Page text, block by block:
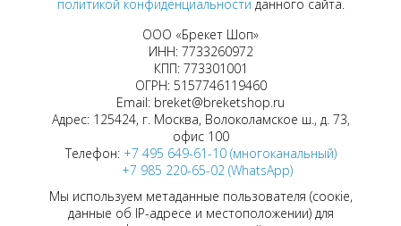
политикой конфиденциальности данного сайта.
ООО «Брекет Шоп»
ИНН: 7733260972
КПП: 773301001
ОГРН: 5157746119460
Email: breket@breketshop.ru
Адрес: 125424, г. Москва, Волоколамское ш., д. 73,
офис 100
Телефон: +7 495 649-61-10 (многоканальный)
+7 985 220-65-02 (WhatsApp)
Мы используем метаданные пользователя (соокіе,
данные об IP-адресе и местоположении) для